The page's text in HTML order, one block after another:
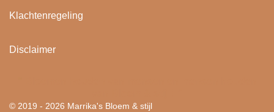
Klachtenregeling
Disclaimer
© 2019 - 2026 Marrika's Bloem & stijl